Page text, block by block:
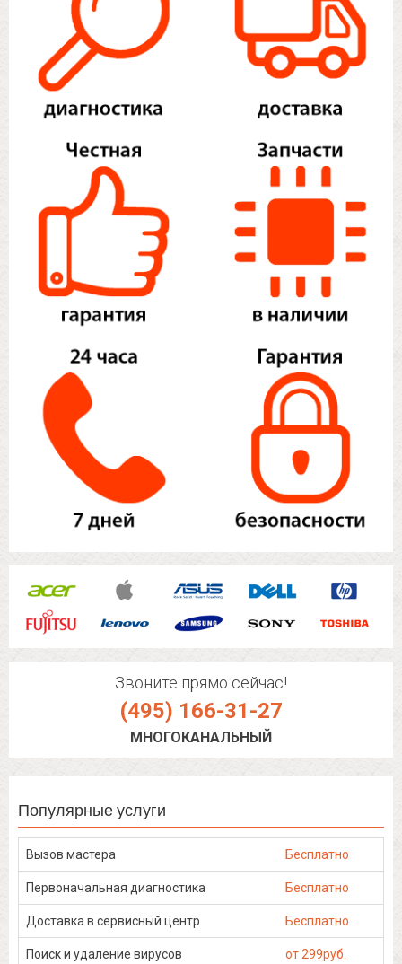
Звоните прямо сейчас!
(495) 166-31-27
МНОГОКАНАЛЬНЫЙ
Популярные услуги
Вызов мастера Бесплатно
Первоначальная диагностика Бесплатно
Доставка в сервисный центр Бесплатно
Поиск и удаление вирусов от 299руб.